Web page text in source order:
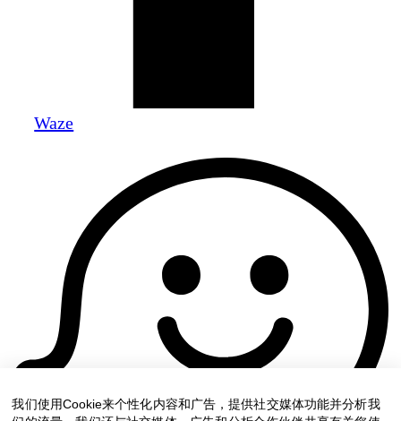
Waze
我们使用Cookie来个性化内容和广告，提供社交媒体功能并分析我